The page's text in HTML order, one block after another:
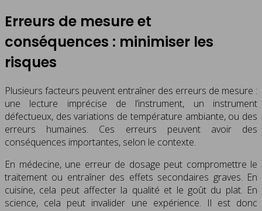
Erreurs de mesure et
conséquences : minimiser les
risques
Plusieurs facteurs peuvent entraîner des erreurs de mesure :
une lecture imprécise de l’instrument, un instrument
défectueux, des variations de température ambiante, ou des
erreurs humaines. Ces erreurs peuvent avoir des
conséquences importantes, selon le contexte.
En médecine, une erreur de dosage peut compromettre le
traitement ou entraîner des effets secondaires graves. En
cuisine, cela peut affecter la qualité et le goût du plat. En
science, cela peut invalider une expérience. Il est donc